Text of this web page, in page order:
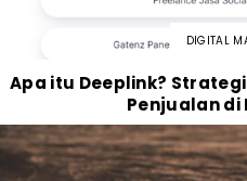
DIGITAL
Apa itu Deeplink?
Penjualan di